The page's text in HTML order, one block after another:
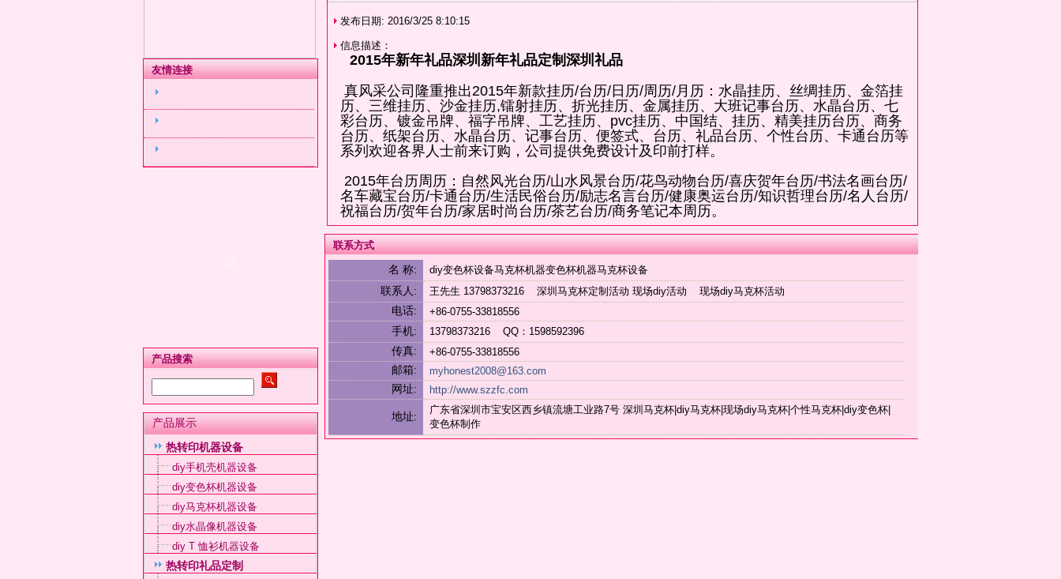
友情连接
产品搜索
产品展示
热转印机器设备
diy手机壳机器设备
diy变色杯机器设备
diy马克杯机器设备
diy水晶像机器设备
diy T 恤衫机器设备
热转印礼品定制
发布日期: 2016/3/25 8:10:15
信息描述：
2015年新年礼品深圳新年礼品定制深圳礼品
真风采公司隆重推出2015年新款挂历/台历/日历/周历/月历：水晶挂历、丝绸挂历、金箔挂
历、三维挂历、沙金挂历,镭射挂历、折光挂历、金属挂历、大班记事台历、水晶台历、七
彩台历、镀金吊牌、福字吊牌、工艺挂历、pvc挂历、中国结、挂历、精美挂历台历、商务
台历、纸架台历、水晶台历、记事台历、便签式、台历、礼品台历、个性台历、卡通台历等
系列欢迎各界人士前来订购，公司提供免费设计及印前打样。
2015年台历周历：自然风光台历/山水风景台历/花鸟动物台历/喜庆贺年台历/书法名画台历/
名车藏宝台历/卡通台历/生活民俗台历/励志名言台历/健康奥运台历/知识哲理台历/名人台历/
祝福台历/贺年台历/家居时尚台历/茶艺台历/商务笔记本周历。
联系方式
名 称: diy变色杯设备马克杯机器变色杯机器马克杯设备
联系人: 王先生 13798373216 深圳马克杯定制活动 现场diy活动 现场diy马克杯活动
电话: +86-0755-33818556
手机: 13798373216 QQ：1598592396
传真: +86-0755-33818556
邮箱: myhonest2008@163.com
网址: http://www.szzfc.com
地址:
广东省深圳市宝安区西乡镇流塘工业路7号 深圳马克杯|diy马克杯|现场diy马克杯|个性马克杯|diy变色杯|
变色杯制作